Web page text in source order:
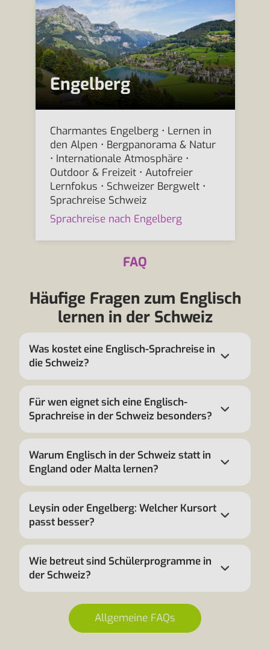
Engelberg
Charmantes Engelberg • Lernen in
den Alpen • Bergpanorama & Natur
• Internationale Atmosphäre •
Outdoor & Freizeit • Autofreier
Lernfokus • Schweizer Bergwelt •
Sprachreise Schweiz
Sprachreise nach Engelberg
FAQ
Häufige Fragen zum Englisch
lernen in der Schweiz
Was kostet eine Englisch-Sprachreise in
die Schweiz?
Für wen eignet sich eine Englisch-
Sprachreise in der Schweiz besonders?
Warum Englisch in der Schweiz statt in
England oder Malta lernen?
Leysin oder Engelberg: Welcher Kursort
passt besser?
Wie betreut sind Schülerprogramme in
der Schweiz?
Allgemeine FAQs